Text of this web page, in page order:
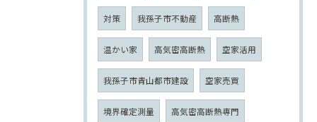
対策 我孫子市不動産 高断熱
温かい家 高気密高断熱 空家活用
我孫子市青山都市建設 空家売買
境界確定測量 高気密高断熱専門